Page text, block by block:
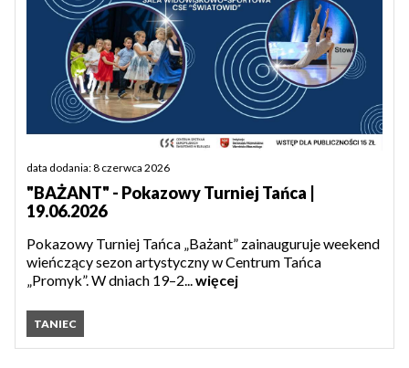
data dodania: 8 czerwca 2026
"BAŻANT" - Pokazowy Turniej Tańca |
19.06.2026
Pokazowy Turniej Tańca „Bażant” zainauguruje weekend
wieńczący sezon artystyczny w Centrum Tańca
„Promyk”. W dniach 19–2...więcej
TANIEC